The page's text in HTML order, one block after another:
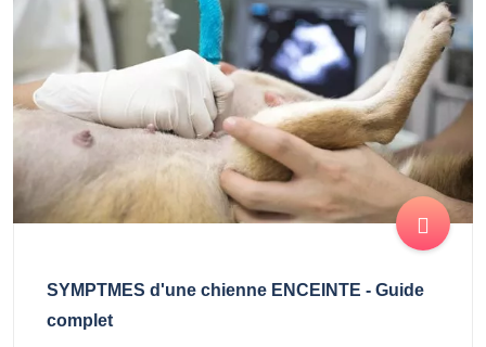
SYMPTMES d'une chienne ENCEINTE - Guide
complet